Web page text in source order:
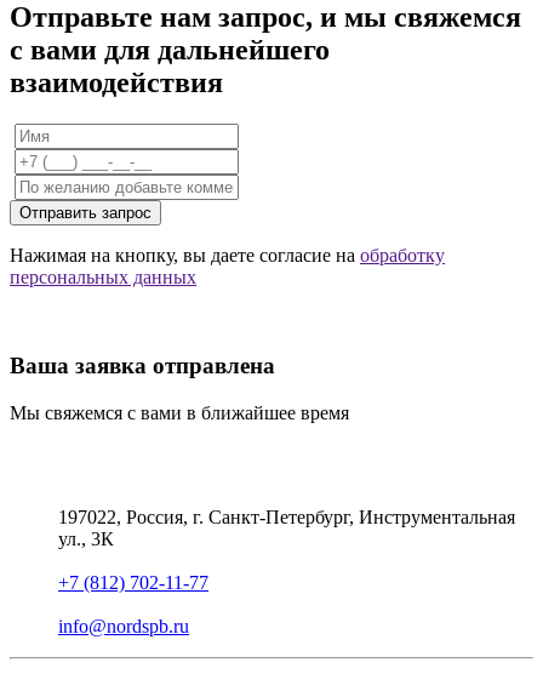
Отправьте нам запрос, и мы свяжемся
с вами для дальнейшего
взаимодействия
Отправить запрос
Нажимая на кнопку, вы даете согласие на обработку
персональных данных
Ваша заявка отправлена
Мы свяжемся с вами в ближайшее время
197022, Россия, г. Санкт-Петербург, Инструментальная
ул., 3К
+7 (812) 702-11-77
info@nordspb.ru